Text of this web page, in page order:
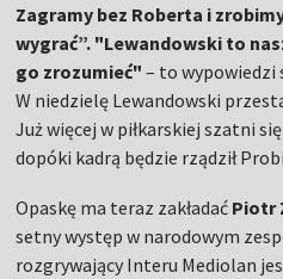
Zagramy bez Roberta i
wygrać”. "Lewandowski to
go zrozumieć" – to wypowiedzi
W niedzielę Lewandowski
Już więcej w piłkarskiej szatni
dopóki kadrą będzie rządził
Opaskę ma teraz zakładać Piotr
setny występ w narodowym
rozgrywający Interu Mediolan